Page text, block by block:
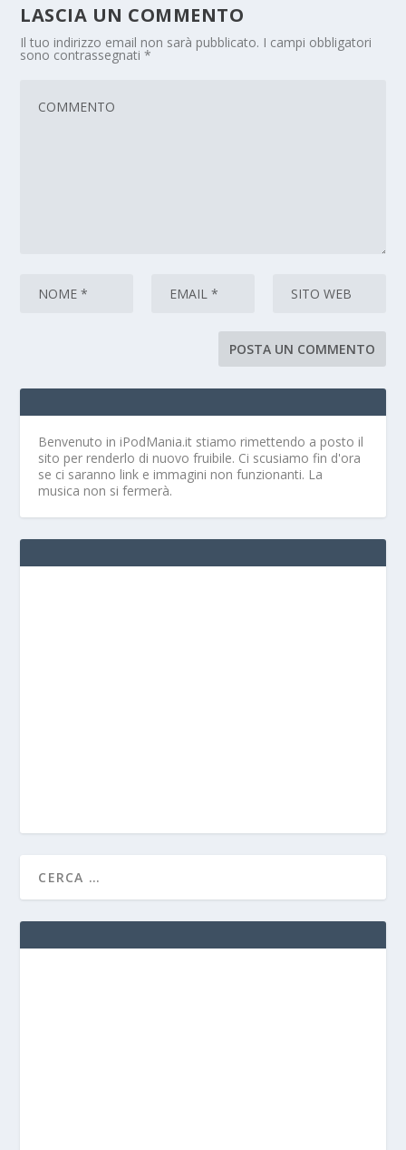
LASCIA UN COMMENTO
Il tuo indirizzo email non sarà pubblicato. I campi obbligatori
sono contrassegnati*
Benvenuto in iPodMania.it stiamo rimettendo a posto il
sito per renderlo di nuovo fruibile. Ci scusiamo fin d'ora
se ci saranno link e immagini non funzionanti. La
musica non si fermerà.